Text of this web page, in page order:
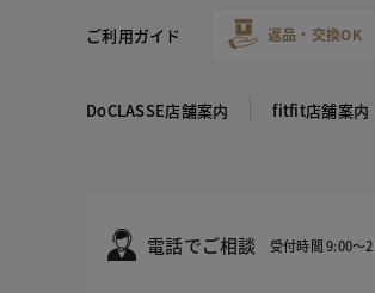
ご利用ガイド 返品・交換OK
DoCLASSE店舗案内 fitfit店舗案内
電話でご相談 受付時間 9:00～